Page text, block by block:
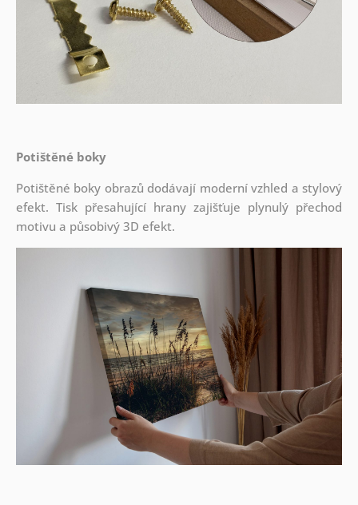
Potištěné boky
Potištěné boky obrazů dodávají moderní vzhled a stylový
efekt. Tisk přesahující hrany zajišťuje plynulý přechod
motivu a působivý 3D efekt.